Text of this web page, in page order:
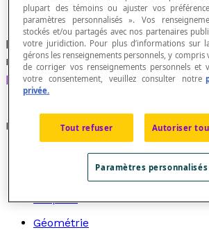
Dans un système de
nombre qui caractérise la
polaire
Recherche par thème
Arithmétique
Graphes
Géométrie
plupart des témoins ou ajuster vos
paramètres personnalisés ». Vos
stockés et/ou partagés avec nos partenaires
votre juridiction. Pour plus d’informations sur
gérons les renseignements personnels, y compris
de corriger vos renseignements personnels
votre consentement, veuillez consulter notre
privée.
Tout refuser Autoriser
Paramètres personnalisés